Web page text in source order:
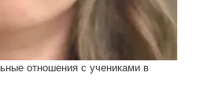
отношения с учениками в